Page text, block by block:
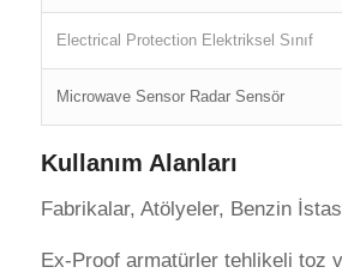
Electrical Protection Elektriksel Sınıf
Microwave Sensor Radar Sensör
Kullanım Alanları
Fabrikalar, Atölyeler, Benzin
Ex-Proof armatürler tehlikeli toz